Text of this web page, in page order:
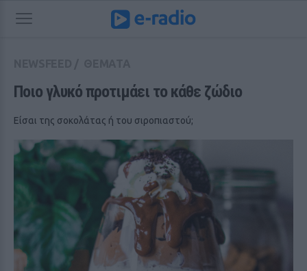
Ποιο γλυκό προτιμάει το κάθε ζώδιο
Είσαι της σοκολάτας ή του σιροπιαστού;